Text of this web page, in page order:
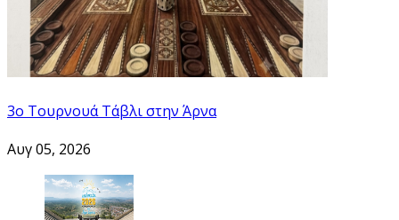
3ο Τουρνουά Τάβλι στην Άρνα
Αυγ 05, 2026